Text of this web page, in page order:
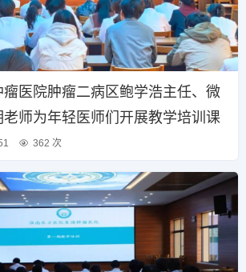
医院肿瘤二病区鲍学浩主任、微
师为年轻医师们开展教学培训课
362 次